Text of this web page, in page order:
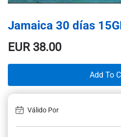
Jamaica 30 días
EUR38.00
Add To
Válido Por